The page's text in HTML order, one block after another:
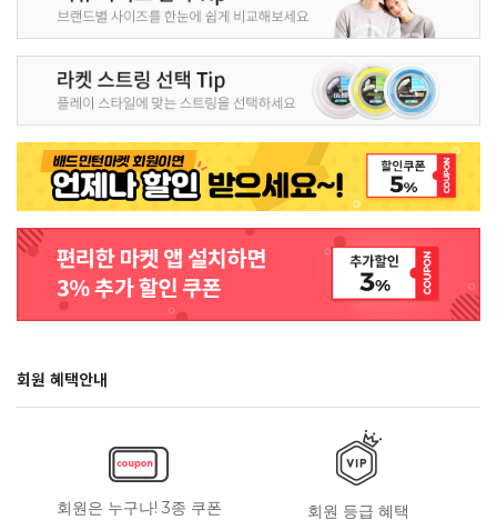
회원 혜택안내
회원은 누구나! 3종 쿠폰 회원 등급 혜택